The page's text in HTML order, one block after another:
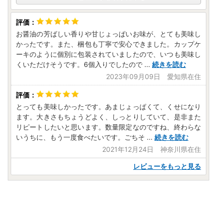
お醤油の芳ばしい香りや甘じょっぱいお味が、とても美味し
かったです。また、梱包も丁寧で安心できました。カップケ
ーキのように個別に包装されていましたので、いつも美味し
くいただけそうです。6個入りでしたので ... 続きを読む
2023年09月09日 愛知県在住
とっても美味しかったです。あまじょっぱくて、くせになり
ます。大きさもちょうどよく、しっとりしていて、是非また
リピートしたいと思います。数量限定なのですね、終わらな
いうちに、もう一度食べたいです。ごちそ ... 続きを読む
2021年12月24日 神奈川県在住
レビューをもっと見る